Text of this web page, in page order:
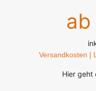
Versandkosten |
Hier geht